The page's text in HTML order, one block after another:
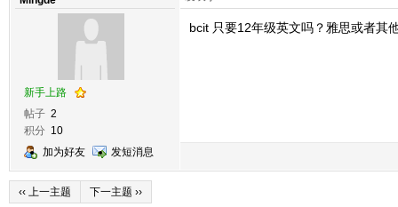
新手上路
帖子 2
积分 10
加为好友
发短消息
bcit 只要12年级英文吗？雅思或者其
‹‹ 上一主题 下一主题 ››